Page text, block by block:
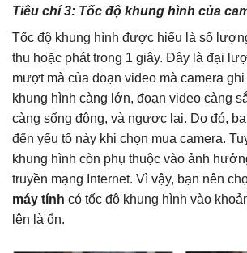
Tiêu chí 3: Tốc độ khung hình của
Tốc độ khung hình được hiểu là số
thu hoặc phát trong 1 giây. Đây là đại
mượt mà của đoạn video mà camera
khung hình càng lớn, đoạn video càng
càng sống động, và ngược lại. Do đó,
đến yếu tố này khi chọn mua camera.
khung hình còn phụ thuộc vào ảnh
truyền mạng Internet. Vì vậy, bạn nên
máy tính có tốc độ khung hình vào
lên là ổn.